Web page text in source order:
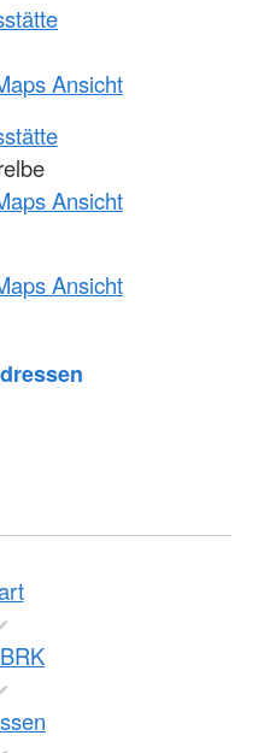
Ansicht
Ansicht
Ansicht